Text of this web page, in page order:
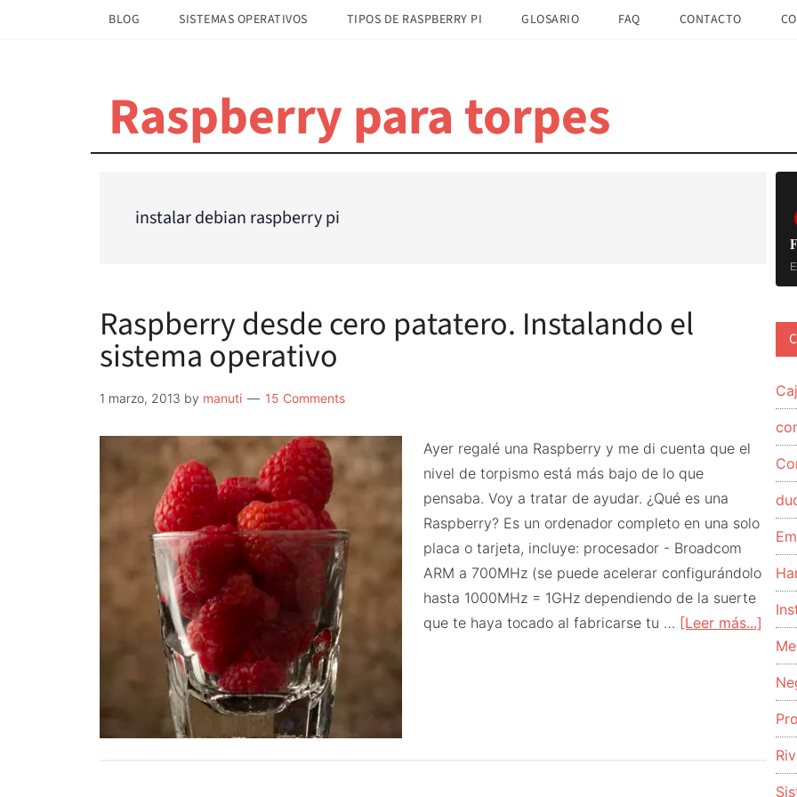
BLOG SISTEMAS OPERATIVOS TIPOS DE RASPBERRY PI GLOSARIO FAQ CONTACTO
Raspberry para torpes
instalar debian raspberry pi
Raspberry desde cero patatero. Instalando el
sistema operativo
1 marzo, 2013 by manuti 15 Comments
Ayer regalé una Raspberry y me di cuenta que el
nivel de torpismo está más bajo de lo que
pensaba. Voy a tratar de ayudar. ¿Qué es una
Raspberry? Es un ordenador completo en una solo
placa o tarjeta, incluye: procesador - Broadcom
ARM a 700MHz (se puede acelerar configurándolo
hasta 1000MHz = 1GHz dependiendo de la suerte
que te haya tocado al fabricarse tu … [Leer más...]
de
cero